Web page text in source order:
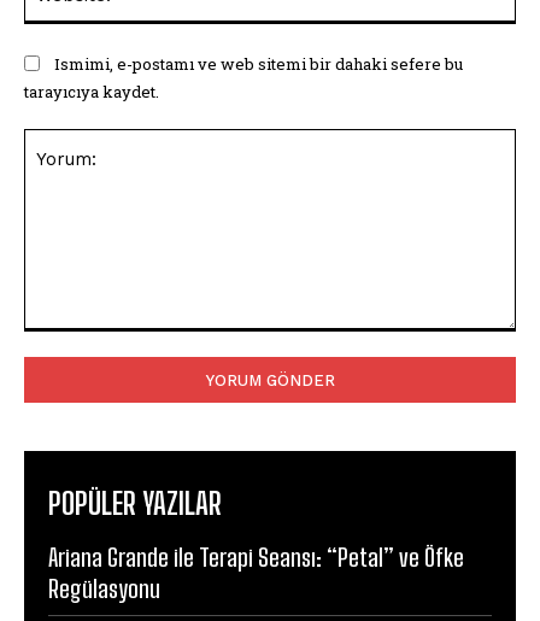
Ismimi, e-postamı ve web sitemi bir dahaki sefere bu
tarayıcıya kaydet.
POPÜLER YAZILAR
Ariana Grande ile Terapi Seansı: “Petal” ve Öfke
Regülasyonu